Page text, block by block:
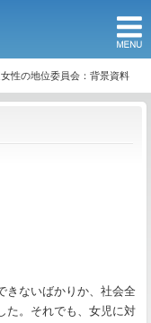
女性の地位委員会：背景資料
きないばかりか、社会全
た。それでも、女児に対